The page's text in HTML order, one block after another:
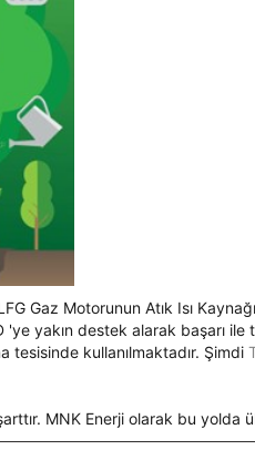
Gaz Motorunun Atık Isı
yakın destek alarak başarı
kullanılmaktadır. Şimdi
MNK Enerji olarak bu